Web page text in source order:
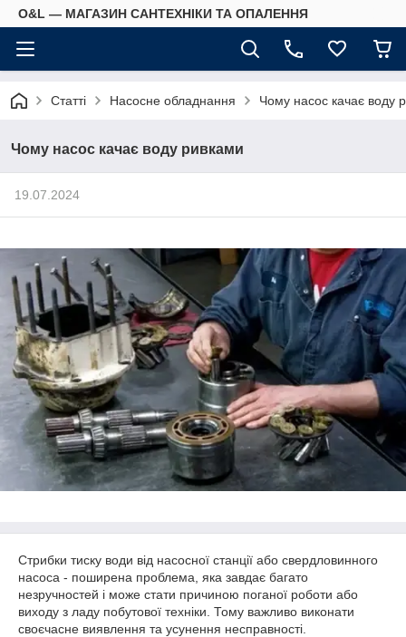
O&L — МАГАЗИН САНТЕХНІКИ ТА ОПАЛЕННЯ
Статті Насосне обладнання Чому насос качає воду
Чому насос качає воду ривками
19.07.2024
Стрибки тиску води від насосної станції або свердловинного
насоса - поширена проблема, яка завдає багато
незручностей і може стати причиною поганої роботи або
виходу з ладу побутової техніки. Тому важливо виконати
своєчасне виявлення та усунення несправності.